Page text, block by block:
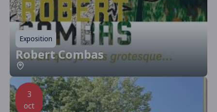
Exposition
Robert Combas
3
oct